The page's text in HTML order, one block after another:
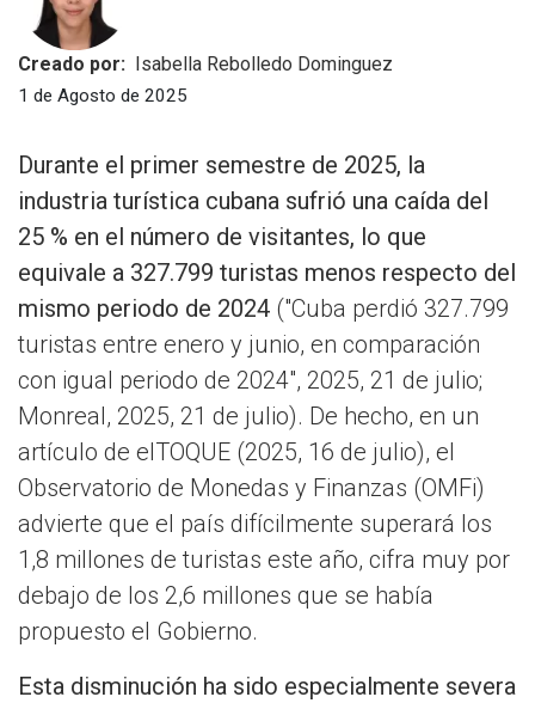
Creado por: Isabella Rebolledo Dominguez
1 de Agosto de 2025
Durante el primer semestre de 2025, la
industria turística cubana sufrió una caída del
25 % en el número de visitantes, lo que
equivale a 327.799 turistas menos respecto del
mismo periodo de 2024 ("Cuba perdió 327.799
turistas entre enero y junio, en comparación
con igual periodo de 2024", 2025, 21 de julio;
Monreal, 2025, 21 de julio). De hecho, en un
artículo de elTOQUE (2025, 16 de julio), el
Observatorio de Monedas y Finanzas (OMFi)
advierte que el país difícilmente superará los
1,8 millones de turistas este año, cifra muy por
debajo de los 2,6 millones que se había
propuesto el Gobierno.
Esta disminución ha sido especialmente severa